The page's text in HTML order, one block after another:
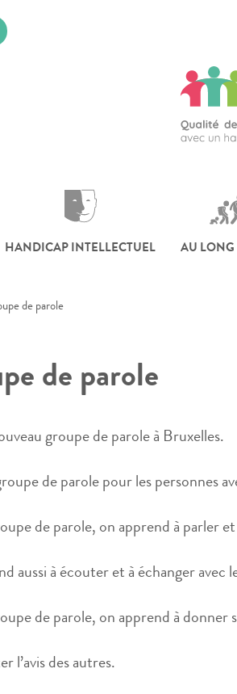
HANDICAP INTELLECTUEL AU LONG
de parole
de parole
groupe de parole à Bruxelles.
de parole pour les personnes
de parole, on apprend à parler et
aussi à écouter et à échanger avec
de parole, on apprend à donner
l’avis des autres.